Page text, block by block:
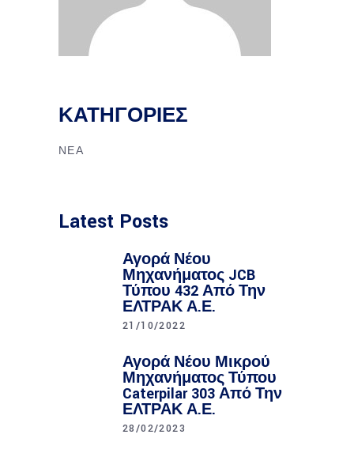
ΚΑΤΗΓΟΡΊΕΣ
ΝΈΑ
Latest Posts
Αγορά Νέου
Μηχανήματος JCB
Τύπου 432 Από Την
ΕΛΤΡΑΚ Α.Ε.
21/10/2022
Αγορά Νέου Μικρού
Μηχανήματος Τύπου
Caterpilar 303 Από Την
ΕΛΤΡΑΚ Α.Ε.
28/02/2023